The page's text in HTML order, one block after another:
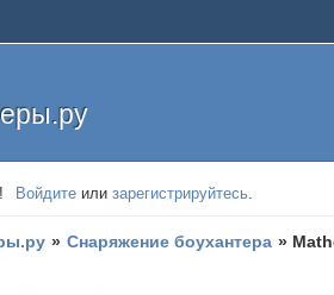
Войдите илизарегистрируйтесь.
» Снаряжение боухантера »